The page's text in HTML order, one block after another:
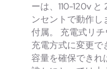
ーは、110-120v
ンセントで動作し
付属。 充電式リ
充電方式に変更で
容量を確保できれ